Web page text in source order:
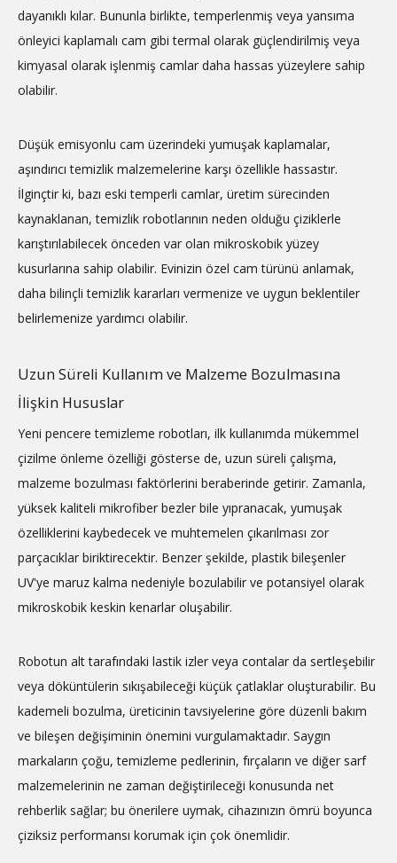
dayanıklı kılar. Bununla birlikte, temperlenmiş veya yansıma
önleyici kaplamalı cam gibi termal olarak güçlendirilmiş veya
kimyasal olarak işlenmiş camlar daha hassas yüzeylere sahip
olabilir.
Düşük emisyonlu cam üzerindeki yumuşak kaplamalar,
aşındırıcı temizlik malzemelerine karşı özellikle hassastır.
İlginçtir ki, bazı eski temperli camlar, üretim sürecinden
kaynaklanan, temizlik robotlarının neden olduğu çiziklerle
karıştırılabilecek önceden var olan mikroskobik yüzey
kusurlarına sahip olabilir. Evinizin özel cam türünü anlamak,
daha bilinçli temizlik kararları vermenize ve uygun beklentiler
belirlemenize yardımcı olabilir.
Uzun Süreli Kullanım ve Malzeme Bozulmasına
İlişkin Hususlar
Yeni pencere temizleme robotları, ilk kullanımda mükemmel
çizilme önleme özelliği gösterse de, uzun süreli çalışma,
malzeme bozulması faktörlerini beraberinde getirir. Zamanla,
yüksek kaliteli mikrofiber bezler bile yıpranacak, yumuşak
özelliklerini kaybedecek ve muhtemelen çıkarılması zor
parçacıklar biriktirecektir. Benzer şekilde, plastik bileşenler
UV'ye maruz kalma nedeniyle bozulabilir ve potansiyel olarak
mikroskobik keskin kenarlar oluşabilir.
Robotun alt tarafındaki lastik izler veya contalar da sertleşebilir
veya döküntülerin sıkışabileceği küçük çatlaklar oluşturabilir. Bu
kademeli bozulma, üreticinin tavsiyelerine göre düzenli bakım
ve bileşen değişiminin önemini vurgulamaktadır. Saygın
markaların çoğu, temizleme pedlerinin, fırçaların ve diğer sarf
malzemelerinin ne zaman değiştirileceği konusunda net
rehberlik sağlar; bu önerilere uymak, cihazınızın ömrü boyunca
çiziksiz performansı korumak için çok önemlidir.